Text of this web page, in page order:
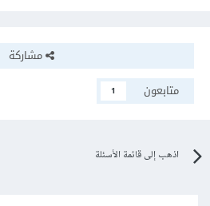
مشاركة
متابعون
1
اذهب إلى قائمة الأسئلة